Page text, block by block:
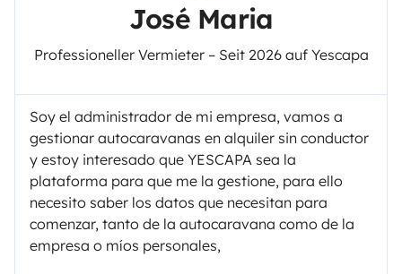
José Maria
Professioneller Vermieter – Seit 2026 auf Yescapa
Soy el administrador de mi empresa, vamos a
gestionar autocaravanas en alquiler sin conductor
y estoy interesado que YESCAPA sea la
plataforma para que me la gestione, para ello
necesito saber los datos que necesitan para
comenzar, tanto de la autocaravana como de la
empresa o míos personales,